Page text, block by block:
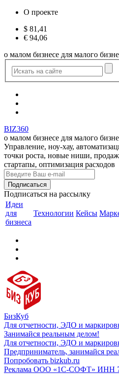
О проекте
$ 81,41
€ 94,06
о малом бизнесе для малого
BIZ360
о малом бизнесе для малого
Управление, ноу-хау,
точки роста, новые ниши,
стартапы, оптимизация расходов
Подписаться на рассылку
Идеи
для
бизнеса
Технологии Кейсы
БизКуб
Для отчетности, ЭДО и
Занимайся реальным делом!
Для отчетности, ЭДО и
Предприниматель, занимайся
Попробовать bizkub.ru
Реклама ООО «1С-СОФТ» ИНН